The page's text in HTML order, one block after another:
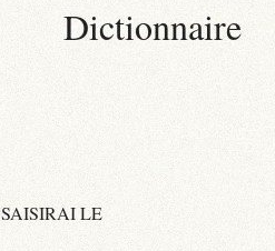
Dictionnaire
SAISIRAI LE